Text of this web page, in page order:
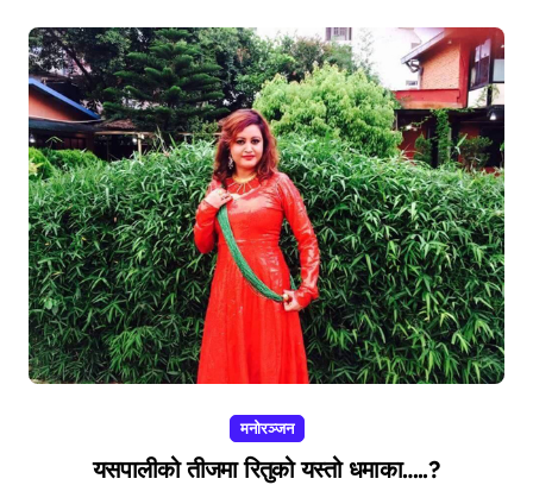
मनोरञ्जन
यसपालीको तीजमा रितुको यस्तो धमाका…..?